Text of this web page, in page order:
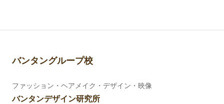
バンタングループ校
ファッション・ヘアメイク・デザイン・映像
バンタンデザイン研究所